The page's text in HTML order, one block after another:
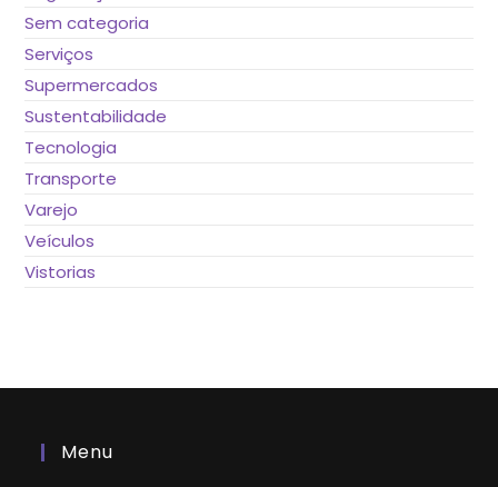
Sem categoria
Serviços
Supermercados
Sustentabilidade
Tecnologia
Transporte
Varejo
Veículos
Vistorias
Menu